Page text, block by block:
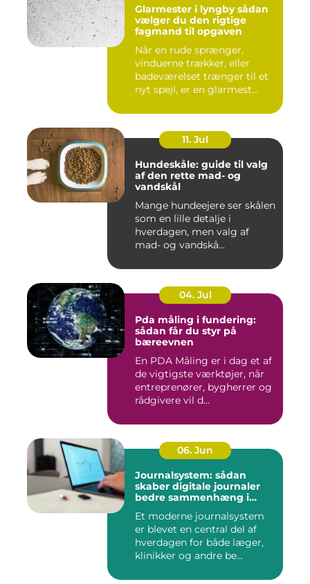
Glarmester i lyngby sådan
vælger du den rigtige
fagmand til opgaven
Når en rude sprænger,
vinduerne trækker, eller
badeværelset trænger til et
nyt spejl, er en glarmest...
11. Jul
Hundeskåle: guide til valg
af den rette mad- og
vandskål
Mange hundeejere ser skålen
som en lille detalje i
hverdagen, men valg af
mad- og vandskå...
04. Jul
Pda måling i fundering:
sådan får du styr på
bæreevnen
En PDA Måling er i dag et af
de vigtigste værktøjer, når
entreprenører, bygherrer og
rådgivere vil d...
06. Jun
Journalsystem: sådan
skaber digitale journaler
bedre sammenhæng i
Et moderne journalsystem
er blevet en central del af
hverdagen for både læger,
klinikker og andre be...